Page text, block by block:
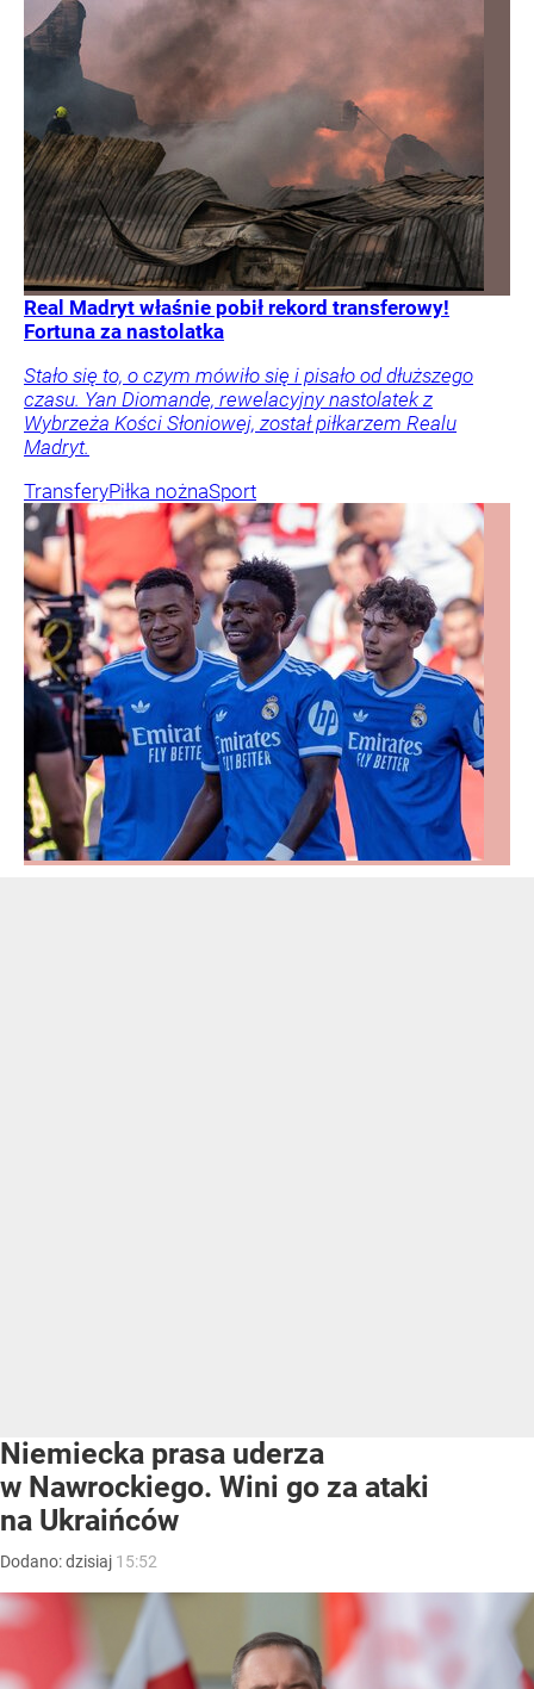
Real Madryt właśnie pobił rekord transferowy!
Fortuna za nastolatka
Stało się to, o czym mówiło się i pisało od dłuższego
czasu. Yan Diomande, rewelacyjny nastolatek z
Wybrzeża Kości Słoniowej, został piłkarzem Realu
Madryt.
TransferyPiłka nożnaSport
Niemiecka prasa uderza
w Nawrockiego. Wini go za ataki
na Ukraińców
Dodano:dzisiaj 15:52